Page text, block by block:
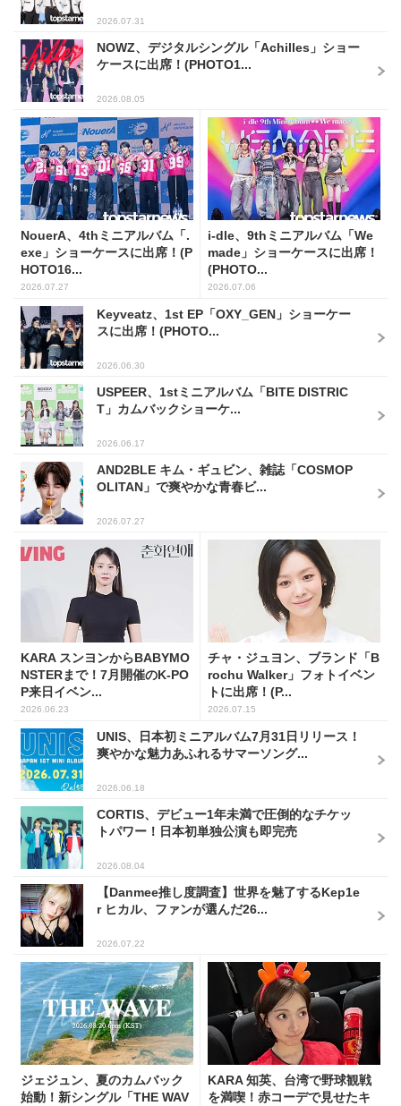
2026.07.31
NOWZ、デジタルシングル「Achilles」ショー
ケースに出席！(PHOTO1...
2026.08.05
NouerA、4thミニアルバム「.
exe」ショーケースに出席！(P
HOTO16...
2026.07.27
i-dle、9thミニアルバム「We
made」ショーケースに出席！
(PHOTO...
2026.07.06
Keyveatz、1st EP「OXY_GEN」ショーケー
スに出席！(PHOTO...
2026.06.30
USPEER、1stミニアルバム「BITE DISTRIC
T」カムバックショーケ...
2026.06.17
AND2BLE キム・ギュビン、雑誌「COSMOP
OLITAN」で爽やかな青春ビ...
2026.07.27
KARA スンヨンからBABYMO
NSTERまで！7月開催のK-PO
P来日イベン...
2026.06.23
チャ・ジュヨン、ブランド「B
rochu Walker」フォトイベン
トに出席！(P...
2026.07.15
UNIS、日本初ミニアルバム7月31日リリース！
爽やかな魅力あふれるサマーソング...
2026.06.18
CORTIS、デビュー1年未満で圧倒的なチケッ
トパワー！日本初単独公演も即完売
2026.08.04
【Danmee推し度調査】世界を魅了するKep1e
r ヒカル、ファンが選んだ26...
2026.07.22
ジェジュン、夏のカムバック
始動！新シングル「THE WAV
KARA 知英、台湾で野球観戦
を満喫！赤コーデで見せたキ